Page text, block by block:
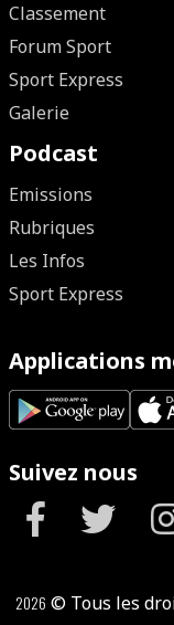
Classement
Forum Sport
Sport Express
Galerie
Podcast
Emissions
Rubriques
Les Infos
Sport Express
Applications
Suivez nous
2026 © Tous les